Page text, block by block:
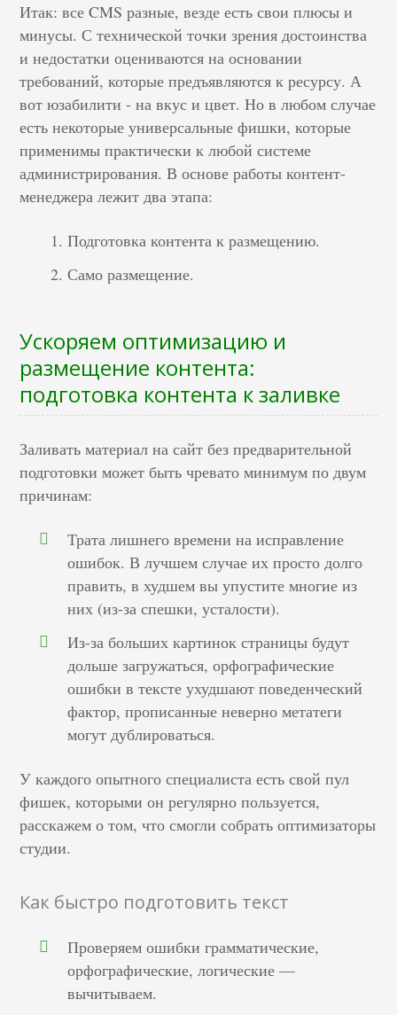
Итак: все CMS разные, везде есть свои плюсы и
минусы. С технической точки зрения достоинства
и недостатки оцениваются на основании
требований, которые предъявляются к ресурсу. А
вот юзабилити - на вкус и цвет. Но в любом случае
есть некоторые универсальные фишки, которые
применимы практически к любой системе
администрирования. В основе работы контент-
менеджера лежит два этапа:
Подготовка контента к размещению.
Само размещение.
Ускоряем оптимизацию и
размещение контента:
подготовка контента к заливке
Заливать материал на сайт без предварительной
подготовки может быть чревато минимум по двум
причинам:
Трата лишнего времени на исправление
ошибок. В лучшем случае их просто долго
править, в худшем вы упустите многие из
них (из-за спешки, усталости).
Из-за больших картинок страницы будут
дольше загружаться, орфографические
ошибки в тексте ухудшают поведенческий
фактор, прописанные неверно метатеги
могут дублироваться.
У каждого опытного специалиста есть свой пул
фишек, которыми он регулярно пользуется,
расскажем о том, что смогли собрать оптимизаторы
студии.
Как быстро подготовить текст
Проверяем ошибки грамматические,
орфографические, логические —
вычитываем.